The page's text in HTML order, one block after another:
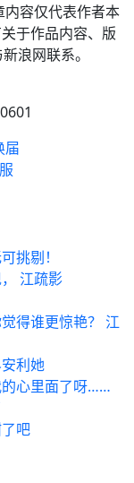
容仅代表作者本
于作品内容、版
浪网联系。
届
挑剔！
江疏影
得谁更惊艳？ 江
利她
的心里面了呀……
吧